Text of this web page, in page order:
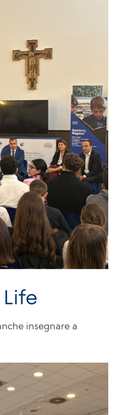
Life
insegnare a